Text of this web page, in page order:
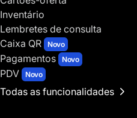
Inventário
Lembretes de consulta
Caixa QR
Novo
Pagamentos Novo
PDV Novo
Todas as funcionalidades